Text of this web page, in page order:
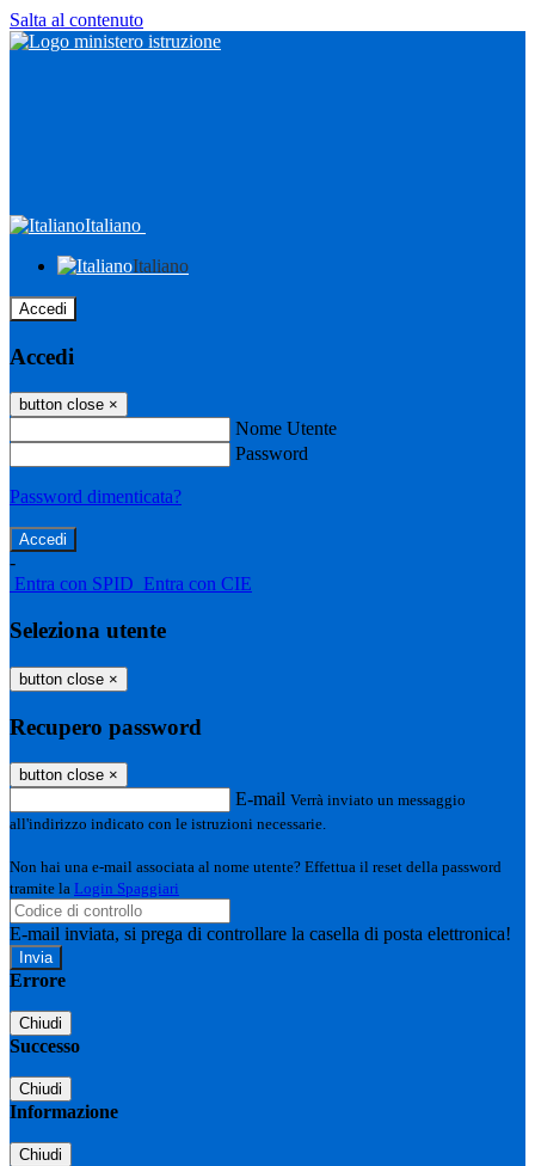
Salta al contenuto
Italiano
Italiano
Accedi
Accedi
button close ×
Nome Utente
Password
Password dimenticata?
-
Entra con SPID Entra con CIE
Seleziona utente
button close ×
Recupero password
button close ×
E-mail Verrà inviato un messaggio
all'indirizzo indicato con le istruzioni necessarie.
Non hai una e-mail associata al nome utente? Effettua il reset della password
tramite la Login Spaggiari
E-mail inviata, si prega di controllare la casella di posta elettronica!
Errore
Chiudi
Successo
Chiudi
Informazione
Chiudi